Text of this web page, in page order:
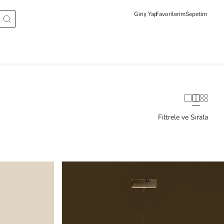
Giriş YapFavorilerimSepetim
Filtrele ve Sırala